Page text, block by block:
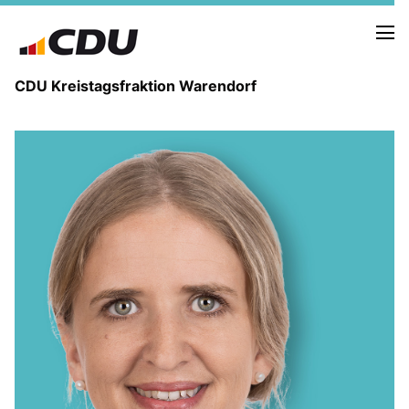
CDU Kreistagsfraktion Warendorf
PRESSE U. NEUIGKEITEN
REDEN UND ANTRÄGE
FRAKTIONSVORSTAND
MITGLIEDER DER CDU-FRAKTION
AUSSCHUSS FÜR KINDER, JUGENDLICHE UND FAMILIEN